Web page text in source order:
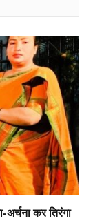
अर्चना कर तिरंगा